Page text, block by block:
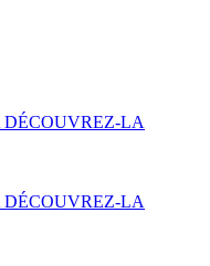
DÉCOUVREZ-LA
DÉCOUVREZ-LA